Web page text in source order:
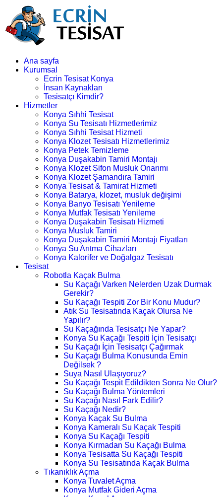
Ana sayfa
Kurumsal
Ecrin Tesisat Konya
İnsan Kaynakları
Tesisatçı Kimdir?
Hizmetler
Konya Sıhhi Tesisat
Konya Su Tesisatı Hizmetlerimiz
Konya Sıhhi Tesisat Hizmeti
Konya Klozet Tesisatı Hizmetlerimiz
Konya Petek Temizleme
Konya Duşakabin Tamiri Montajı
Konya Klozet Sifon Musluk Onarımı
Konya Klozet Şamandıra Tamiri
Konya Tesisat & Tamirat Hizmeti
Konya Batarya, klozet, musluk değişimi
Konya Banyo Tesisatı Yenileme
Konya Mutfak Tesisatı Yenileme
Konya Duşakabin Tesisatı Hizmeti
Konya Musluk Tamiri
Konya Duşakabin Tamiri Montajı Fiyatları
Konya Su Arıtma Cihazları
Konya Kalorifer ve Doğalgaz Tesisatı
Tesisat
Robotla Kaçak Bulma
Su Kaçağı Varken Nelerden Uzak Durmak
Gerekir?
Su Kaçağı Tespiti Zor Bir Konu Mudur?
Atık Su Tesisatında Kaçak Olursa Ne
Yapılır?
Su Kaçağında Tesisatçı Ne Yapar?
Konya Su Kaçağı Tespiti İçin Tesisatçı
Su Kaçağı İçin Tesisatçı Çağırmak
Su Kaçağı Bulma Konusunda Emin
Değilsek ?
Suya Nasıl Ulaşıyoruz?
Su Kaçağı Tespit Edildikten Sonra Ne Olur?
Su Kaçağı Bulma Yöntemleri
Su Kaçağı Nasıl Fark Edilir?
Su Kaçağı Nedir?
Konya Kaçak Su Bulma
Konya Kameralı Su Kaçak Tespiti
Konya Su Kaçağı Tespiti
Konya Kırmadan Su Kaçağı Bulma
Konya Tesisatta Su Kaçağı Tespiti
Konya Su Tesisatında Kaçak Bulma
Tıkanıklık Açma
Konya Tuvalet Açma
Konya Mutfak Gideri Açma